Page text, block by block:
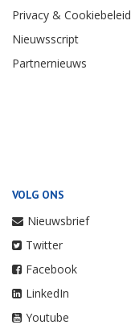
Privacy & Cookiebeleid
Nieuwsscript
Partnernieuws
VOLG ONS
Nieuwsbrief
Twitter
Facebook
LinkedIn
Youtube